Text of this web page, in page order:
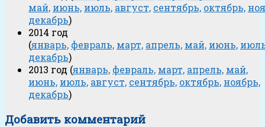
май, июнь, июль, август, сентябрь, октябрь,
декабрь)
2014 год
(январь, февраль, март, апрель, май, июнь,
декабрь)
2013 год (январь, февраль, март, апрель, май,
июнь, июль, август, сентябрь, октябрь, ноябрь,
декабрь)
Добавить комментарий